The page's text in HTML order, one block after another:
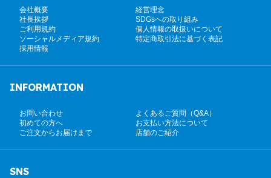
会社概要
経営理念
社長挨拶
SDGsへの取り組み
ご利用規約
個人情報の取扱いについて
ソーシャルメディア規約
特定商取引法に基づく表記
採用情報
INFORMATION
お問い合わせ
よくあるご質問（Q&A）
初めての方へ
お支払い方法について
ご注文からお届けまで
店舗のご紹介
SNS